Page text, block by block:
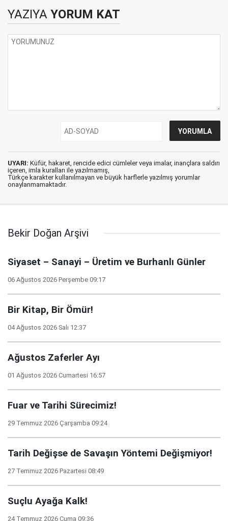
YAZIYA YORUM KAT
UYARI: Küfür, hakaret, rencide edici cümleler veya imalar, inançlara saldırı
içeren, imla kuralları ile yazılmamış,
Türkçe karakter kullanılmayan ve büyük harflerle yazılmış yorumlar
onaylanmamaktadır.
Bekir Doğan Arşivi
Siyaset – Sanayi – Üretim ve Burhanlı Günler
06 Ağustos 2026 Perşembe 09:17
Bir Kitap, Bir Ömür!
04 Ağustos 2026 Salı 12:37
Ağustos Zaferler Ayı
01 Ağustos 2026 Cumartesi 16:57
Fuar ve Tarihi Sürecimiz!
29 Temmuz 2026 Çarşamba 09:24
Tarih Değişse de Savaşın Yöntemi Değişmiyor!
27 Temmuz 2026 Pazartesi 08:49
Suçlu Ayağa Kalk!
24 Temmuz 2026 Cuma 09:36